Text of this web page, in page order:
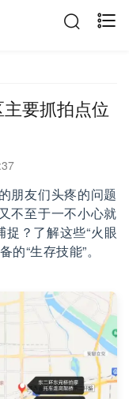
要抓拍点位
朋友们头疼的问题
不至于一不小心就
捉？了解这些“火眼
“生存技能”。